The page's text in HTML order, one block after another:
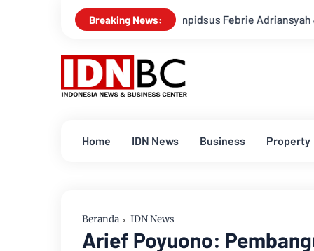
Breaking News:
Eks Jampidsus Febrie Adriansyah Jadi Tersangka, Ini
Home IDN News Business Property
Beranda IDN News
Arief Poyuono: